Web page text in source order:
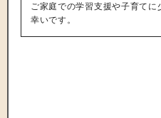
ご家庭での学習支援や子育て
幸いです。